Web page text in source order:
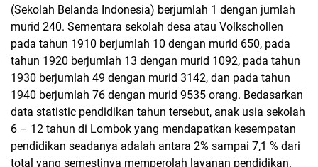
(Sekolah Belanda Indonesia) berjumlah 1 dengan jumlah
murid 240. Sementara sekolah desa atau Volkschollen
pada tahun 1910 berjumlah 10 dengan murid 650, pada
tahun 1920 berjumlah 13 dengan murid 1092, pada tahun
1930 berjumlah 49 dengan murid 3142, dan pada tahun
1940 berjumlah 76 dengan murid 9535 orang. Bedasarkan
data statistic pendidikan tahun tersebut, anak usia sekolah
6 – 12 tahun di Lombok yang mendapatkan kesempatan
pendidikan seadanya adalah antara 2% sampai 7,1 % dari
total yang semestinya memperolah layanan pendidikan.